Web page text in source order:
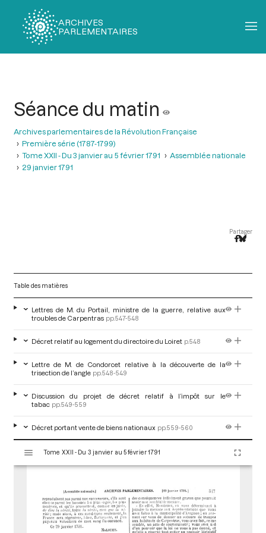
ARCHIVES
PARLEMENTAIRES
Séance du matin
Archives parlementaires de la Révolution Française
Première série (1787-1799)
Tome XXII - Du 3 janvier au 5 février 1791
Assemblée nationale
29 janvier 1791
Partager
Table des matières
Lettres de M. du Portail, ministre de la guerre, relative aux
troubles de Carpentras pp.547-548
Décret relatif au logement du directoire du Loiret p.548
Lettre de M. de Condorcet relative à la découverte de la
trisection de l’angle pp.548-549
Discussion du projet de décret relatif à l’impôt sur le
tabac pp.549-559
Décret portant vente de biens nationaux pp.559-560
s
Tome XXII - Du 3 janvier au 5 février 1791